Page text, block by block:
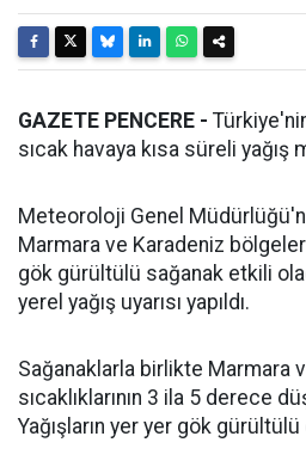
GAZETE PENCERE -
sıcak havaya kısa süreli yağış
Meteoroloji Genel
Marmara ve Karadeniz
gök gürültülü sağanak etkili
yerel yağış uyarısı yapıldı.
Sağanaklarla birlikte Marmara
sıcaklıklarının 3 ila 5 derece
Yağışların yer yer gök